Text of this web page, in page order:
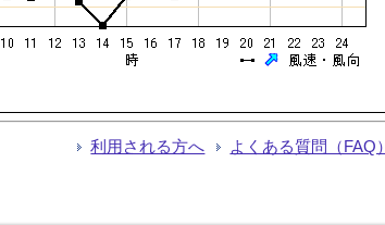
利用される方へ よくある質問（FAQ）